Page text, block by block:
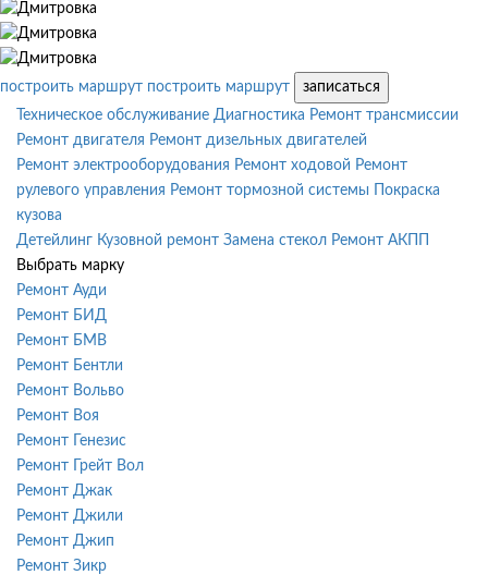
построить маршрут построить маршрут
записаться
Техническое обслуживание Диагностика Ремонт трансмиссии
Ремонт двигателя Ремонт дизельных двигателей
Ремонт электрооборудования Ремонт ходовой Ремонт
рулевого управления Ремонт тормозной системы
Покраска
кузова
Детейлинг Кузовной ремонт Замена стекол Ремонт АКПП
Выбрать марку
Ремонт Ауди
Ремонт БИД
Ремонт БМВ
Ремонт Бентли
Ремонт Вольво
Ремонт Воя
Ремонт Генезис
Ремонт Грейт Вол
Ремонт Джак
Ремонт Джили
Ремонт Джип
Ремонт Зикр